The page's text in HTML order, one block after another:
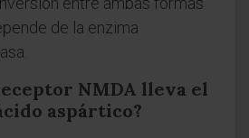
de la enzima
NMDA lleva el
aspártico?